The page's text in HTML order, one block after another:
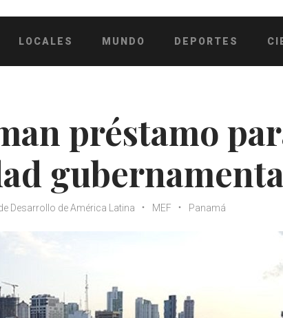
LOCALES MUNDO DEPORTES
préstamo
Desarrollo de América Latina MEF Panamá